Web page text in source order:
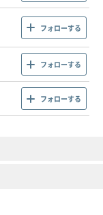
フォローする
フォローする
フォローする